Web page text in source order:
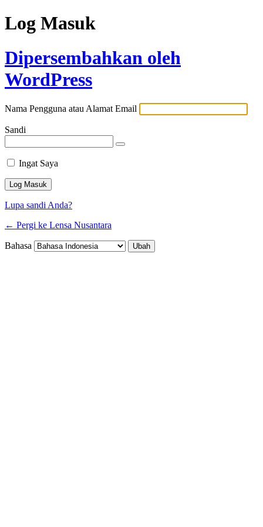
Log Masuk
Dipersembahkan oleh
WordPress
Nama Pengguna atau Alamat Email
Sandi
Ingat Saya
Lupa sandi Anda?
← Pergi ke Lensa Nusantara
Bahasa